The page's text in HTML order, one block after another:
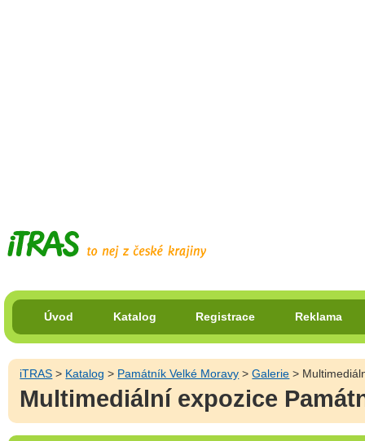
Úvod Katalog Registrace Reklama
iTRAS > Katalog > Památník Velké Moravy >Galerie >
Multimediální expozice